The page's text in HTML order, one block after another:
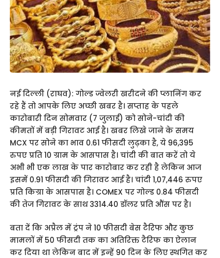
नई दिल्ली (राघव): गोल्ड ज्वेलरी खरीदने की प्लानिंग कर
रहे हैं तो आपके लिए अच्छी खबर है। सप्ताह के पहले
कारोबारी दिन सोमवार (7 जुलाई) को सोने-चांदी की
कीमतों में बड़ी गिरावट आई है। खबर लिखे जाने के समय
MCX पर सोने का भाव 0.61 फीसदी लुढ़का है, ये 96,395
रुपए प्रति 10 ग्राम के आसपास है। चांदी की बात करें तो ये
अभी भी एक लाख के पार कारोबार कर रही है लेकिन आज
इसमें 0.91 फीसदी की गिरावट आई है। चांदी 1,07,446 रुपए
प्रति किग्रा के आसपास है। COMEX पर गोल्ड 0.84 फीसदी
की तेज गिरावट के साथ 3314.40 डॉलर प्रति औंस पर है।
बता दें कि अप्रैल में ट्रंप ने 10 फीसदी बेस टैरिफ और कुछ
मामलों में 50 फीसदी तक का अतिरिक्त टैरिफ का ऐलान
कर दिया था लेकिन बाद में इन्हें 90 दिन के लिए स्थगित कर